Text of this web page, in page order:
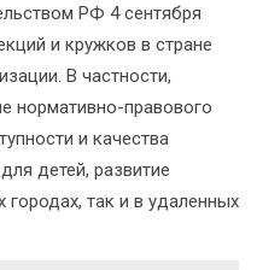
РФ 4 сентября
и кружков в стране
В частности,
нормативно-правового
и качества
детей, развитие
городах, так и в удаленных